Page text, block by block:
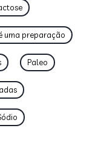
uma preparação
Paleo